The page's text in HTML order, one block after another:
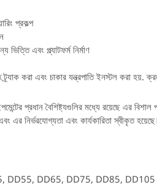
প্রকল্প
ভিত্তি এবং প্ল্যাটফর্ম নির্মাণ
ট্র্যাক করা এবং চাকার যন্ত্রপাতি ইনস্টল করা
প্রধান বৈশিষ্ট্যগুলির মধ্যে রয়েছে এর
এর নির্ভরযোগ্যতা এবং কার্যকারিতা স্বীকৃত হয়েছে।
DD55, DD65, DD75, DD85, DD105